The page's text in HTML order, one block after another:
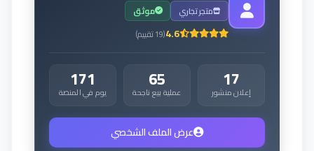
متجر تجاري موثق
4.6
(
19تقييم)
17
إعلان منشور 65
عملية بيع ناجحة 171
يوم في المنصة
عرض الملف الشخصي